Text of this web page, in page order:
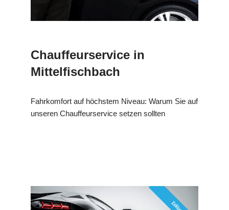
Chauffeurservice in
Mittelfischbach
Fahrkomfort auf höchstem Niveau: Warum Sie auf
unseren Chauffeurservice setzen sollten